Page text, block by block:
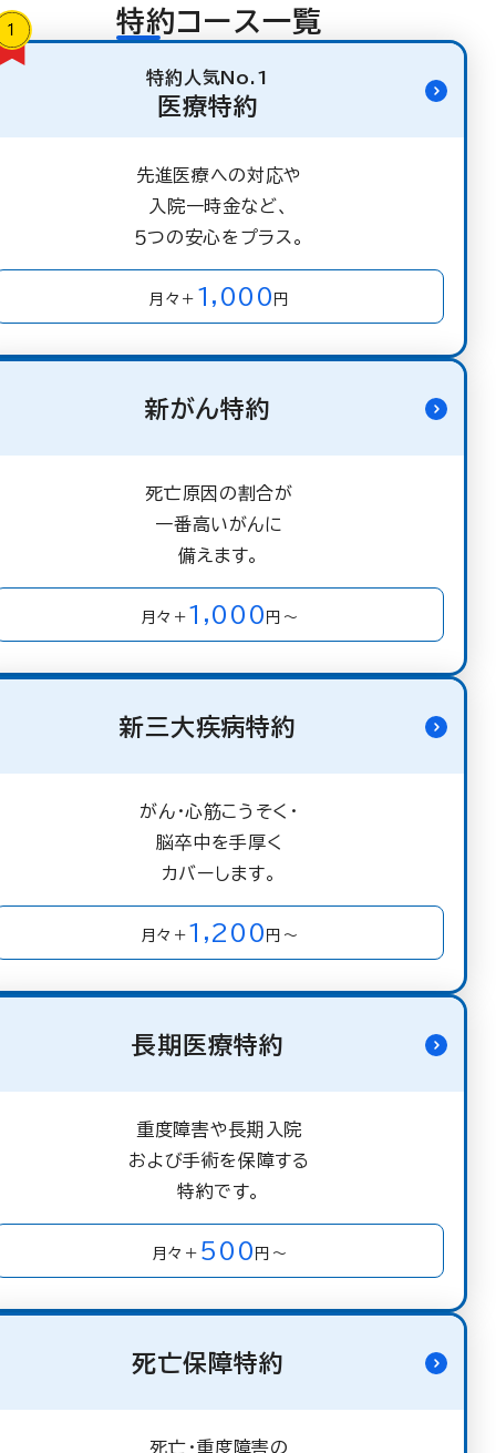
特約コース一覧
特約人気No.1
医療特約
先進医療への対応や
入院一時金など、
５つの安心をプラス。
月々＋ 1,000 円
新がん特約
死亡原因の割合が
一番高いがんに
備えます。
月々＋ 1,000 円～
新三大疾病特約
がん・心筋こうそく・
脳卒中を手厚く
カバーします。
月々＋ 1,200 円～
長期医療特約
重度障害や長期入院
および手術を保障する
特約です。
月々＋ 500 円～
死亡保障特約
死亡・重度障害の